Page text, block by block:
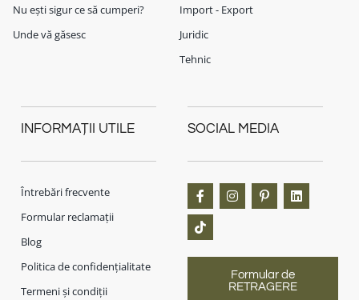
Nu ești sigur ce să cumperi?
Unde vă găsesc
Import - Export
Juridic
Tehnic
INFORMAȚII UTILE
Întrebări frecvente
Formular reclamații
Blog
Politica de confidențialitate
Termeni și condiții
SOCIAL MEDIA
Formular de
RETRAGERE